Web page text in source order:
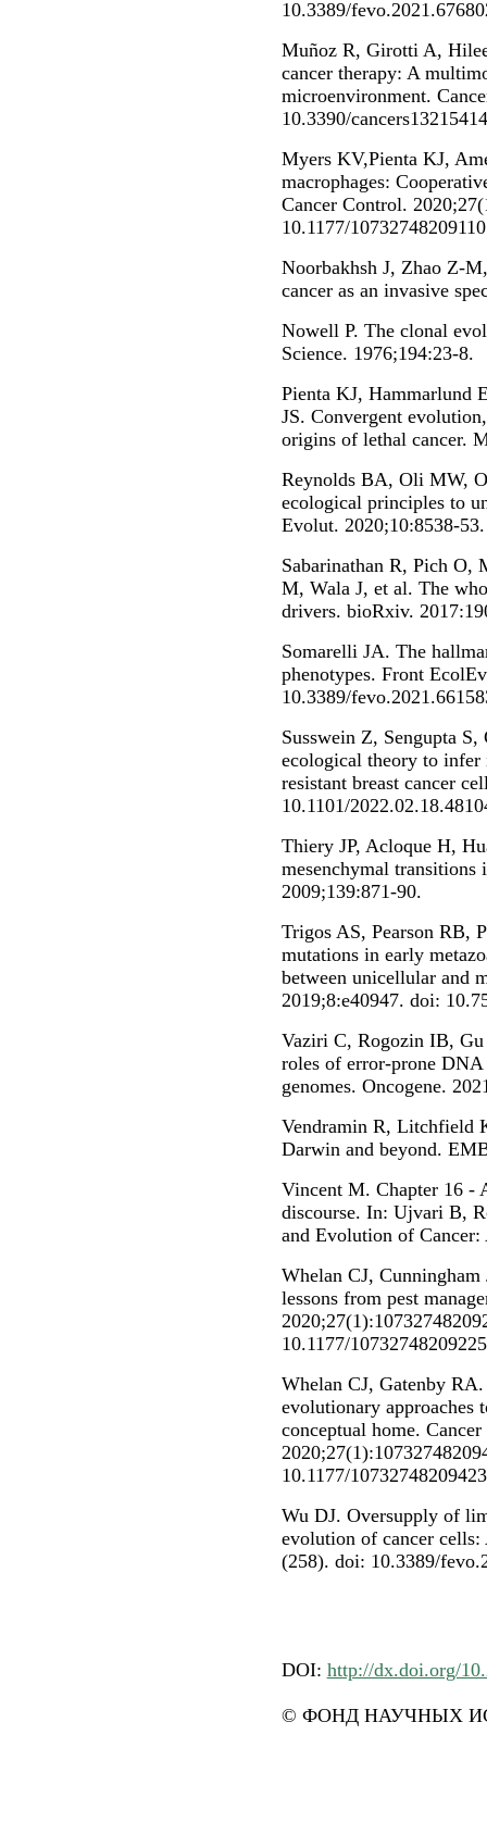
10.3389/
Muñoz R, Girotti A,
cancer therapy: A
microenvironment.
10.3390/cancers13215414
Myers KV,Pienta KJ,
macrophages:
Cancer Control.
10.1177/
Noorbakhsh J, Zhao Z-
cancer as an invasive
Nowell P. The clonal
Science. 1976;194:23-8.
Pienta KJ, Hammarlund
JS. Convergent
origins of lethal cancer.
Reynolds BA, Oli MW,
ecological principles to
Evolut. 2020;10:8538-
Sabarinathan R, Pich O,
M, Wala J, et al. The
drivers. bioRxiv.
Somarelli JA. The
phenotypes. Front
10.3389/
Susswein Z, Sengupta
ecological theory to infer
resistant breast cancer
10.1101/
Thiery JP, Acloque H,
mesenchymal transitions
2009;139:871-90.
Trigos AS, Pearson RB,
mutations in early
between unicellular and
2019;8:e40947. doi:
Vaziri C, Rogozin IB,
roles of error-prone DNA
genomes. Oncogene.
Vendramin R, Litchfield
Darwin and beyond.
Vincent M. Chapter 16
discourse. In: Ujvari B,
and Evolution of Cancer:
Whelan CJ, Cunningham
lessons from pest
10.1177/
Whelan CJ, Gatenby
evolutionary approaches
conceptual home.
10.1177/
Wu DJ. Oversupply of
evolution of cancer
(258). doi: 10.3389/
DOI: http://dx.doi.org/
© ФОНД НАУЧНЫХ